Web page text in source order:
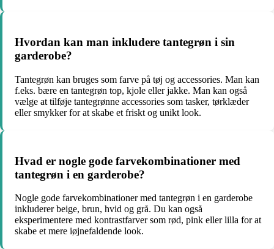
Hvordan kan man inkludere tantegrøn i sin
garderobe?
Tantegrøn kan bruges som farve på tøj og accessories. Man kan
f.eks. bære en tantegrøn top, kjole eller jakke. Man kan også
vælge at tilføje tantegrønne accessories som tasker, tørklæder
eller smykker for at skabe et friskt og unikt look.
Hvad er nogle gode farvekombinationer med
tantegrøn i en garderobe?
Nogle gode farvekombinationer med tantegrøn i en garderobe
inkluderer beige, brun, hvid og grå. Du kan også
eksperimentere med kontrastfarver som rød, pink eller lilla for at
skabe et mere iøjnefaldende look.